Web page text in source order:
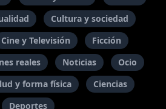
Cultura y sociedad
Cine y Televisión
Ficción
reales Noticias
Ocio
y forma física
Ciencias
Deportes